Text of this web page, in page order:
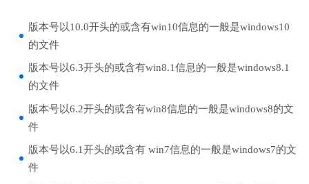
版本号以10.0开头的或含有win10信息的一般是windows10
的文件
版本号以6.3开头的或含有win8.1信息的一般是windows8.1
的文件
版本号以6.2开头的或含有win8信息的一般是windows8的文
件
版本号以6.1开头的或含有 win7信息的一般是windows7的文
件